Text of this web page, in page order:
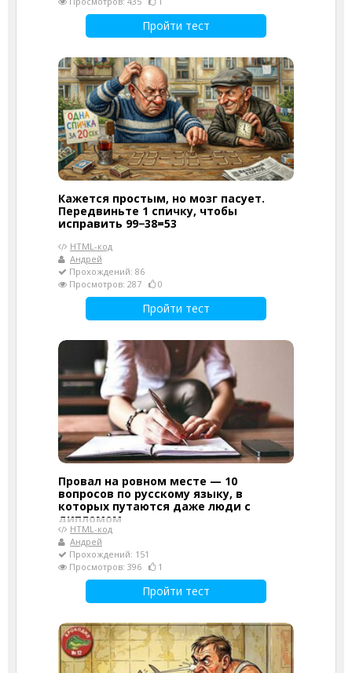
Пройти тест
Кажется простым, но мозг пасует.
Передвиньте 1 спичку, чтобы
исправить 99−38=53
HTML-код
Андрей
Прохождений: 86
Просмотров: 287
0
Пройти тест
Провал на ровном месте — 10
вопросов по русскому языку, в
которых путаются даже люди с
дипломом
HTML-код
Андрей
Прохождений: 151
Просмотров: 396
1
Пройти тест